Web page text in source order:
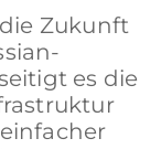
Zukunft
es die